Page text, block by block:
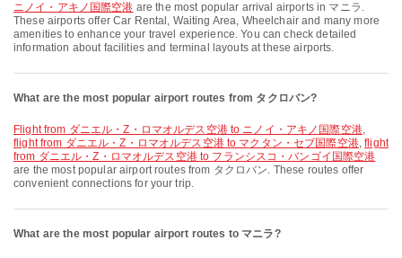
ニノイ・アキノ国際空港 are the most popular arrival airports in マニラ.
These airports offer Car Rental, Waiting Area, Wheelchair and many more
amenities to enhance your travel experience. You can check detailed
information about facilities and terminal layouts at these airports.
What are the most popular airport routes from タクロバン?
flight from ダニエル・Z・ロマオルデス空港 to ニノイ・アキノ国際空港,
flight from ダニエル・Z・ロマオルデス空港 to マクタン・セブ国際空港,flight
from ダニエル・Z・ロマオルデス空港 to フランシスコ・バンゴイ国際空港
are the most popular airport routes from タクロバン. These routes offer
convenient connections for your trip.
What are the most popular airport routes to マニラ?